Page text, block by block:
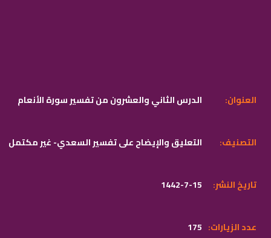
الدرس الثاني والعشرون من تفسير سورة الأنعام :العنوان
التعليق والإيضاح على تفسير السعدي- غير مكتمل :التصنيف
1442-7-15 :تاريخ النشر
175 :عدد الزيارات